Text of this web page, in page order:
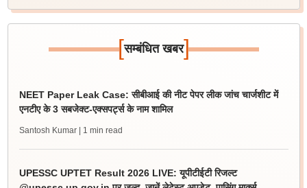
[सम्बंधित खबर]
NEET Paper Leak Case: सीबीआई की नीट पेपर लीक जांच चार्जशीट में
एनटीए के 3 सबजेक्ट-एक्सपर्ट्स के नाम शामिल
Santosh Kumar | 1 min read
UPESSC UPTET Result 2026 LIVE: यूपीटीईटी रिजल्ट